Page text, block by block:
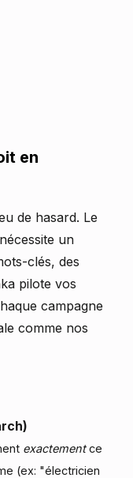
en
de hasard. Le
un
clés, des
pilote vos
campagne
comme nos
exactementce
(ex: "électricien